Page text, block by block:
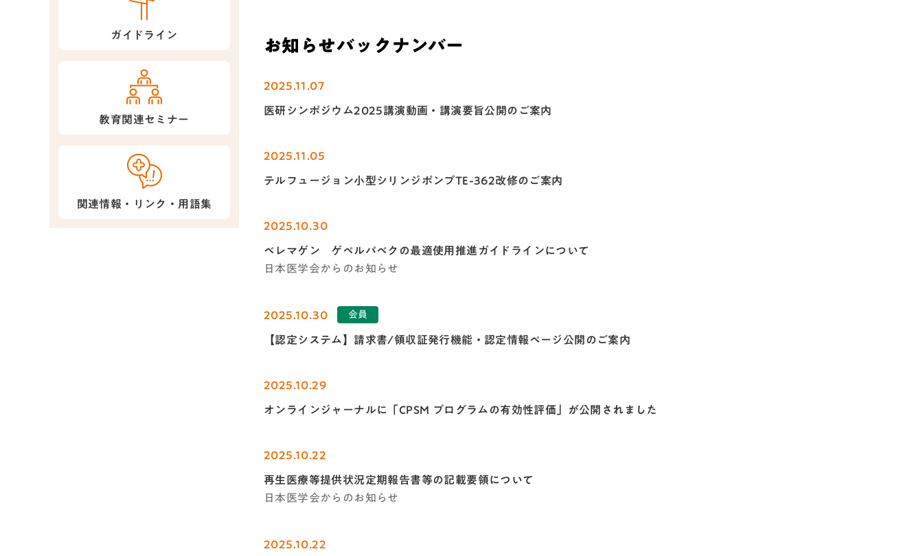
ガイドライン
教育関連セミナー
関連情報・リンク・用語集
お知らせバックナンバー
2025.11.07
医研シンポジウム2025講演動画・講演要旨公開のご案内
2025.11.05
テルフュージョン小型シリンジポンプTE-362改修のご案内
2025.10.30
ベレマゲン ゲペルパベクの最適使用推進ガイドラインについて
日本医学会からのお知らせ
2025.10.30 会員
【認定システム】請求書/領収証発行機能・認定情報ページ公開のご案内
2025.10.29
オンラインジャーナルに「CPSM プログラムの有効性評価」が公開されました
2025.10.22
再生医療等提供状況定期報告書等の記載要領について
日本医学会からのお知らせ
2025.10.22